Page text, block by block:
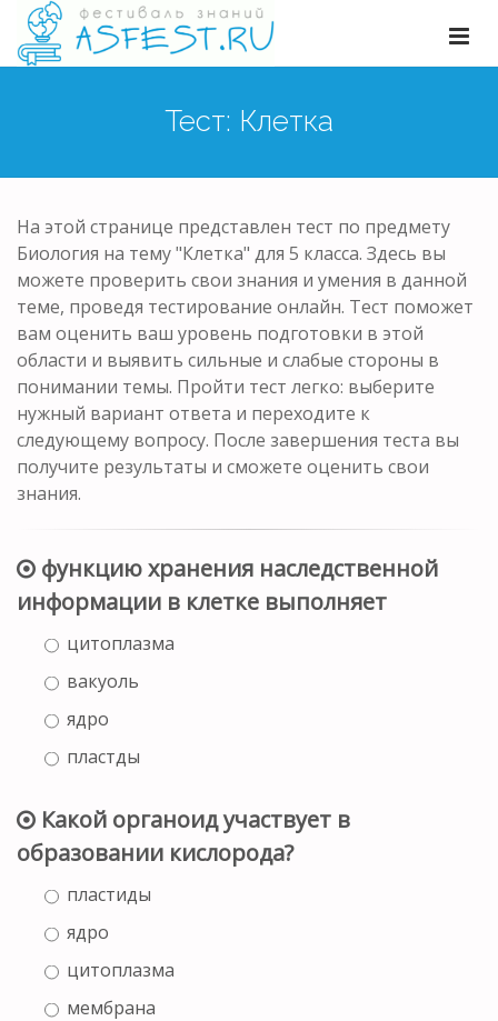
Тест: Клетка
На этой странице представлен тест по предмету
Биология на тему "Клетка" для 5 класса. Здесь вы
можете проверить свои знания и умения в данной
теме, проведя тестирование онлайн. Тест поможет
вам оценить ваш уровень подготовки в этой
области и выявить сильные и слабые стороны в
понимании темы. Пройти тест легко: выберите
нужный вариант ответа и переходите к
следующему вопросу. После завершения теста вы
получите результаты и сможете оценить свои
знания.
функцию хранения наследственной
информации в клетке выполняет
цитоплазма
вакуоль
ядро
пластды
Какой органоид участвует в
образовании кислорода?
пластиды
ядро
цитоплазма
мембрана